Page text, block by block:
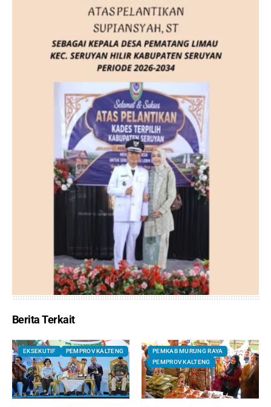
Berita Terkait
EKSEKUTIF PEMPROV KALTENG
PEMKAB MURUNG RAYA
PEMPROV KALTENG